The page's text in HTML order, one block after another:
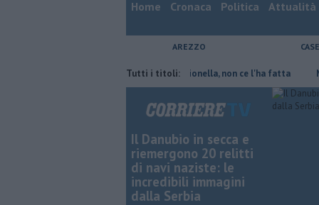
Home Cronaca Politica Attualità
AREZZO
Tutti i titoli:
Contagiata da legionella, non ce l'ha fatta
Il Danubio in secca e
riemergono 20 relitti
di navi naziste: le
incredibili immagini
dalla Serbia